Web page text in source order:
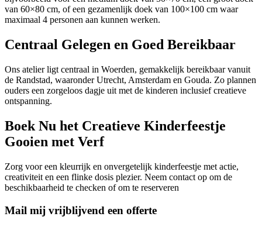
van 60×80 cm, of een gezamenlijk doek van 100×100 cm waar
maximaal 4 personen aan kunnen werken.
Centraal Gelegen en Goed Bereikbaar
Ons atelier ligt centraal in Woerden, gemakkelijk bereikbaar vanuit
de Randstad, waaronder Utrecht, Amsterdam en Gouda. Zo plannen
ouders een zorgeloos dagje uit met de kinderen inclusief creatieve
ontspanning.
Boek Nu het Creatieve Kinderfeestje
Gooien met Verf
Zorg voor een kleurrijk en onvergetelijk kinderfeestje met actie,
creativiteit en een flinke dosis plezier. Neem contact op om de
beschikbaarheid te checken of om te reserveren
Mail mij vrijblijvend een offerte